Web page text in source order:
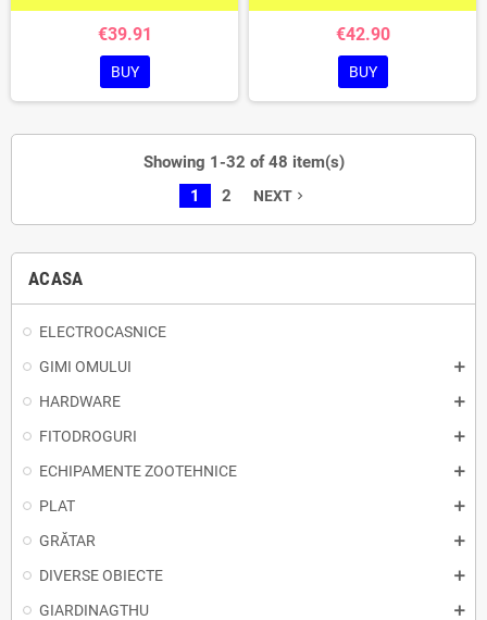
ACASA
ELECTROCASNICE
GIMI OMULUI
HARDWARE
FITODROGURI
ECHIPAMENTE ZOOTEHNICE
PLAT
GRĂTAR
DIVERSE OBIECTE
GIARDINAGTHU
€39.91
BUY
€42.90
BUY
Showing 1-32 of 48 item(s)
1
2 NEXT navigate_next